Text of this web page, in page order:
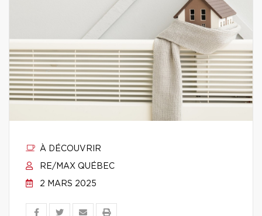
À DÉCOUVRIR
RE/MAX QUÉBEC
2 MARS 2025